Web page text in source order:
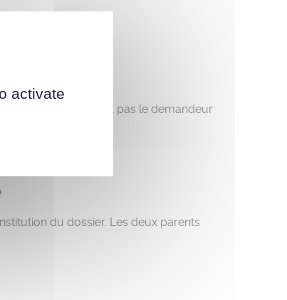
parentale, s’il n’est pas le demandeur
du dossier. Les deux parents
activate